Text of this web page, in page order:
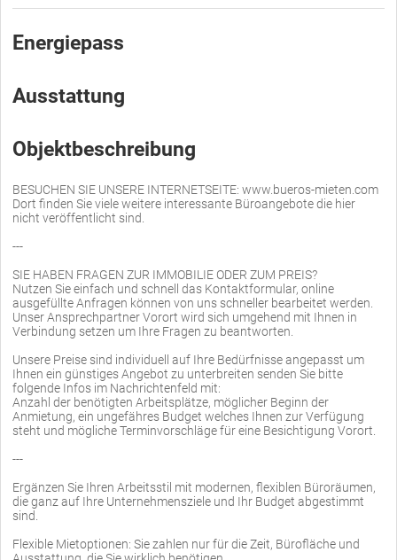
Energiepass
Ausstattung
Objektbeschreibung
BESUCHEN SIE UNSERE INTERNETSEITE: www.bueros-mieten.com
Dort finden Sie viele weitere interessante Büroangebote die hier
nicht veröffentlicht sind.
---
SIE HABEN FRAGEN ZUR IMMOBILIE ODER ZUM PREIS?
Nutzen Sie einfach und schnell das Kontaktformular, online
ausgefüllte Anfragen können von uns schneller bearbeitet werden.
Unser Ansprechpartner Vorort wird sich umgehend mit Ihnen in
Verbindung setzen um Ihre Fragen zu beantworten.
Unsere Preise sind individuell auf Ihre Bedürfnisse angepasst um
Ihnen ein günstiges Angebot zu unterbreiten senden Sie bitte
folgende Infos im Nachrichtenfeld mit:
Anzahl der benötigten Arbeitsplätze, möglicher Beginn der
Anmietung, ein ungefähres Budget welches Ihnen zur Verfügung
steht und mögliche Terminvorschläge für eine Besichtigung Vorort.
---
Ergänzen Sie Ihren Arbeitsstil mit modernen, flexiblen Büroräumen,
die ganz auf Ihre Unternehmensziele und Ihr Budget abgestimmt
sind.
Flexible Mietoptionen: Sie zahlen nur für die Zeit, Bürofläche und